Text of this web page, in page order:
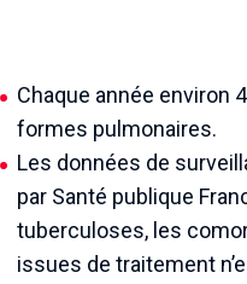
Chaque année environ
formes pulmonaires.
Les données de
par Santé publique
tuberculoses, les
issues de traitement